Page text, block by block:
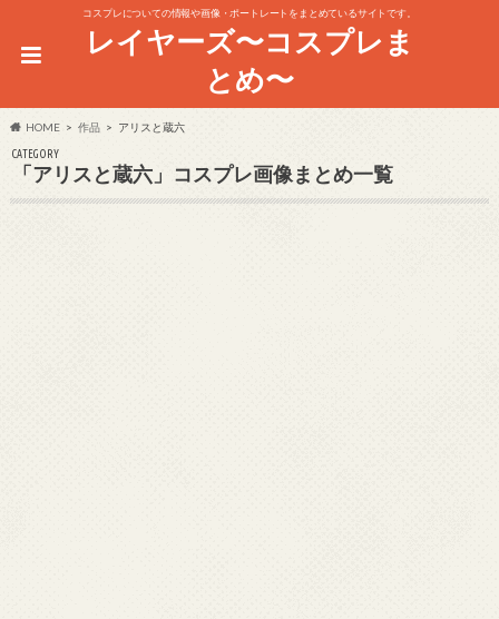
コスプレについての情報や画像・ポートレートをまとめているサイトです。
レイヤーズ〜コスプレま
とめ〜
HOME 作品 アリスと蔵六
CATEGORY
「アリスと蔵六」コスプレ画像まとめ一覧